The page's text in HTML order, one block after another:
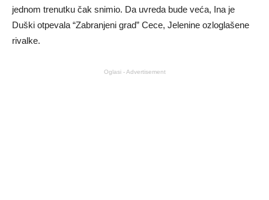
jednom trenutku čak snimio. Da uvreda bude veća, Ina je
Duški otpevala “Zabranjeni grad” Cece, Jelenine ozloglašene
rivalke.
Oglasi - Advertisement